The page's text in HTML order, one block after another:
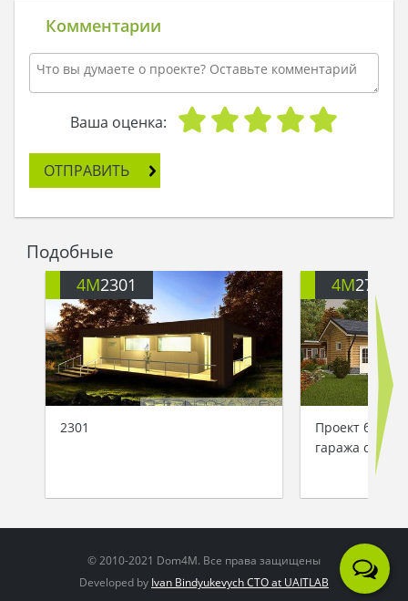
Комментарии
Ваша оценка:
ОТПРАВИТЬ
Подобные
4M2301
2301
4M2712
Проект
гаража с
© 2010-2021 Dom4M. Все права защищены
Developed by Ivan Bindyukevych CTO at UAITLAB